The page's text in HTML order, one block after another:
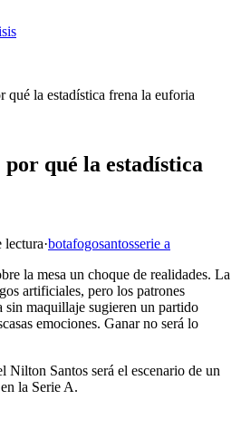
qué la estadística frena la euforia
qué la estadística
lectura·botafogosantosserie a
la mesa un choque de realidades. La
artificiales, pero los patrones
sin maquillaje sugieren un partido
emociones. Ganar no será lo
Nilton Santos será el escenario de un
la Serie A.